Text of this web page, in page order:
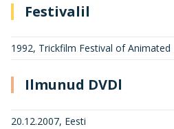
Festivalil
1992, Trickfilm Festival of Animated
Ilmunud DVDl
20.12.2007, Eesti